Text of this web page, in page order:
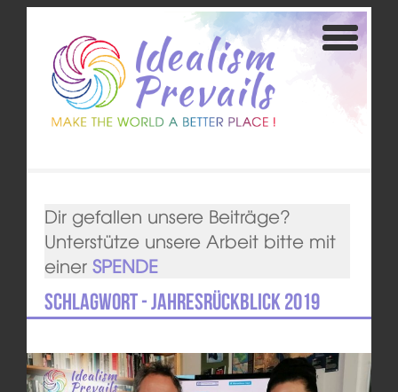
Dir gefallen unsere Beiträge?
Unterstütze unsere Arbeit bitte mit
einer SPENDE
Schlagwort - Jahresrückblick 2019